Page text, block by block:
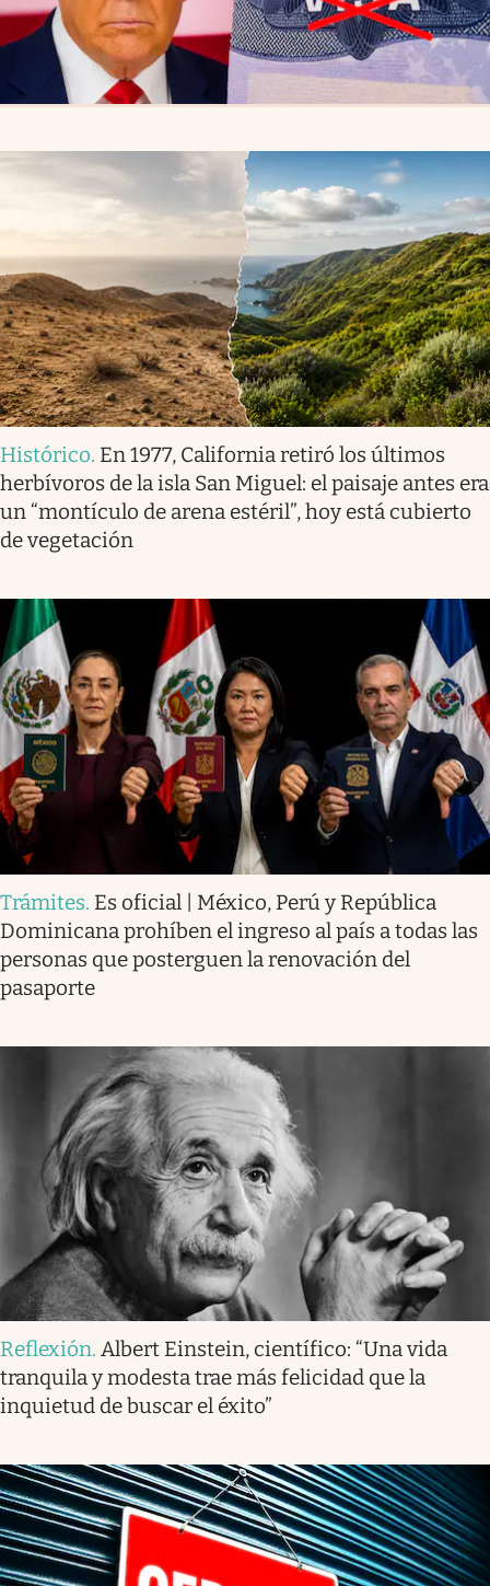
Histórico. En 1977, California retiró los últimos
herbívoros de la isla San Miguel: el paisaje antes era
un “montículo de arena estéril”, hoy está cubierto
de vegetación
Trámites. Es oficial | México, Perú y República
Dominicana prohíben el ingreso al país a todas las
personas que posterguen la renovación del
pasaporte
Reflexión. Albert Einstein, científico: “Una vida
tranquila y modesta trae más felicidad que la
inquietud de buscar el éxito”